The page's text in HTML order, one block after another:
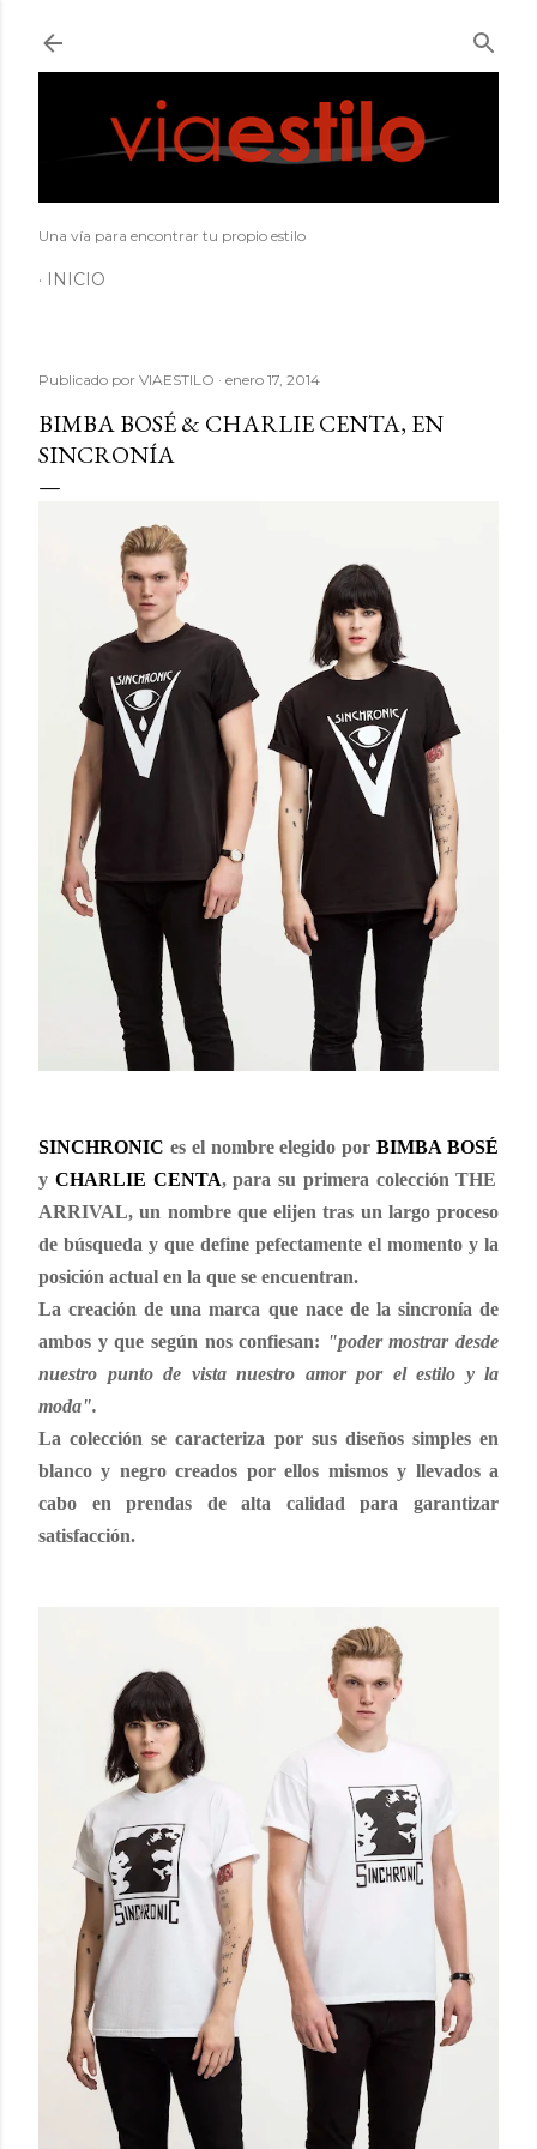
Una vía para encontrar tu propio estilo
INICIO
Publicado por VIAESTILO enero 17, 2014
BIMBA BOSÉ & CHARLIE CENTA, EN
SINCRONÍA
SINCHRONIC es el nombre elegido por BIMBA BOSÉ
y CHARLIE CENTA, para su primera colección THE
ARRIVAL, un nombre que elijen tras un largo proceso
de búsqueda y que define pefectamente el momento y la
posición actual en la que se encuentran.
La creación de una marca que nace de la sincronía de
ambos y que según nos confiesan: "poder mostrar desde
nuestro punto de vista nuestro amor por el estilo y la
moda".
La colección se caracteriza por sus diseños simples en
blanco y negro creados por ellos mismos y llevados a
cabo en prendas de alta calidad para garantizar
satisfacción.